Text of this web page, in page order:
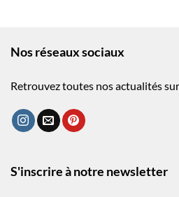
Nos réseaux sociaux
Retrouvez toutes nos actualités
S'inscrire à notre newsletter